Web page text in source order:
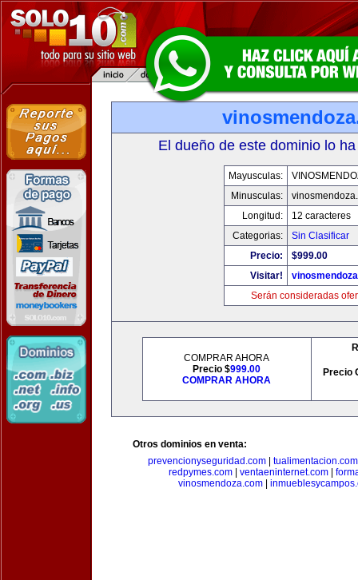
El dueño de este dominio lo
Mayusculas:
Minusculas:
Longitud:
12 caracteres
Categorias:
Sin Clasificar
Precio:
$999.00
Visitar!
Serán consideradas
COMPRAR AHORA
Precio $999.00
COMPRAR AHORA
Precio
Otros dominios en venta:
prevencionyseguridad.com
tualimentacion.com
redpymes.com
ventaeninternet.com
vinosmendoza.com|